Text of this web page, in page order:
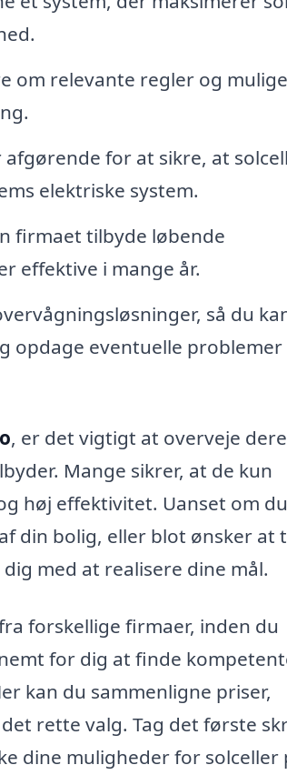
om relevante regler og mulige
for at sikre, at
elektriske system.
firmaet tilbyde løbende
effektive i mange år.
så du
opdage eventuelle problemer
, er det vigtigt at overveje
Mange sikrer, at de kun
høj effektivitet. Uanset om
din bolig, eller blot ønsker at
med at realisere dine mål.
forskellige firmaer, inden du
for dig at finde
kan du sammenligne priser,
rette valg. Tag det første
dine muligheder for solceller